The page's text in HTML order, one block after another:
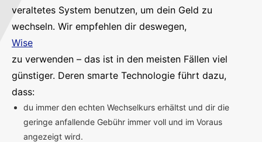
veraltetes System benutzen, um dein Geld zu
wechseln. Wir empfehlen dir deswegen,
Wise
zu verwenden – das ist in den meisten Fällen viel
günstiger. Deren smarte Technologie führt dazu,
dass:
du immer den echten Wechselkurs erhältst und dir die
geringe anfallende Gebühr immer voll und im Voraus
angezeigt wird.